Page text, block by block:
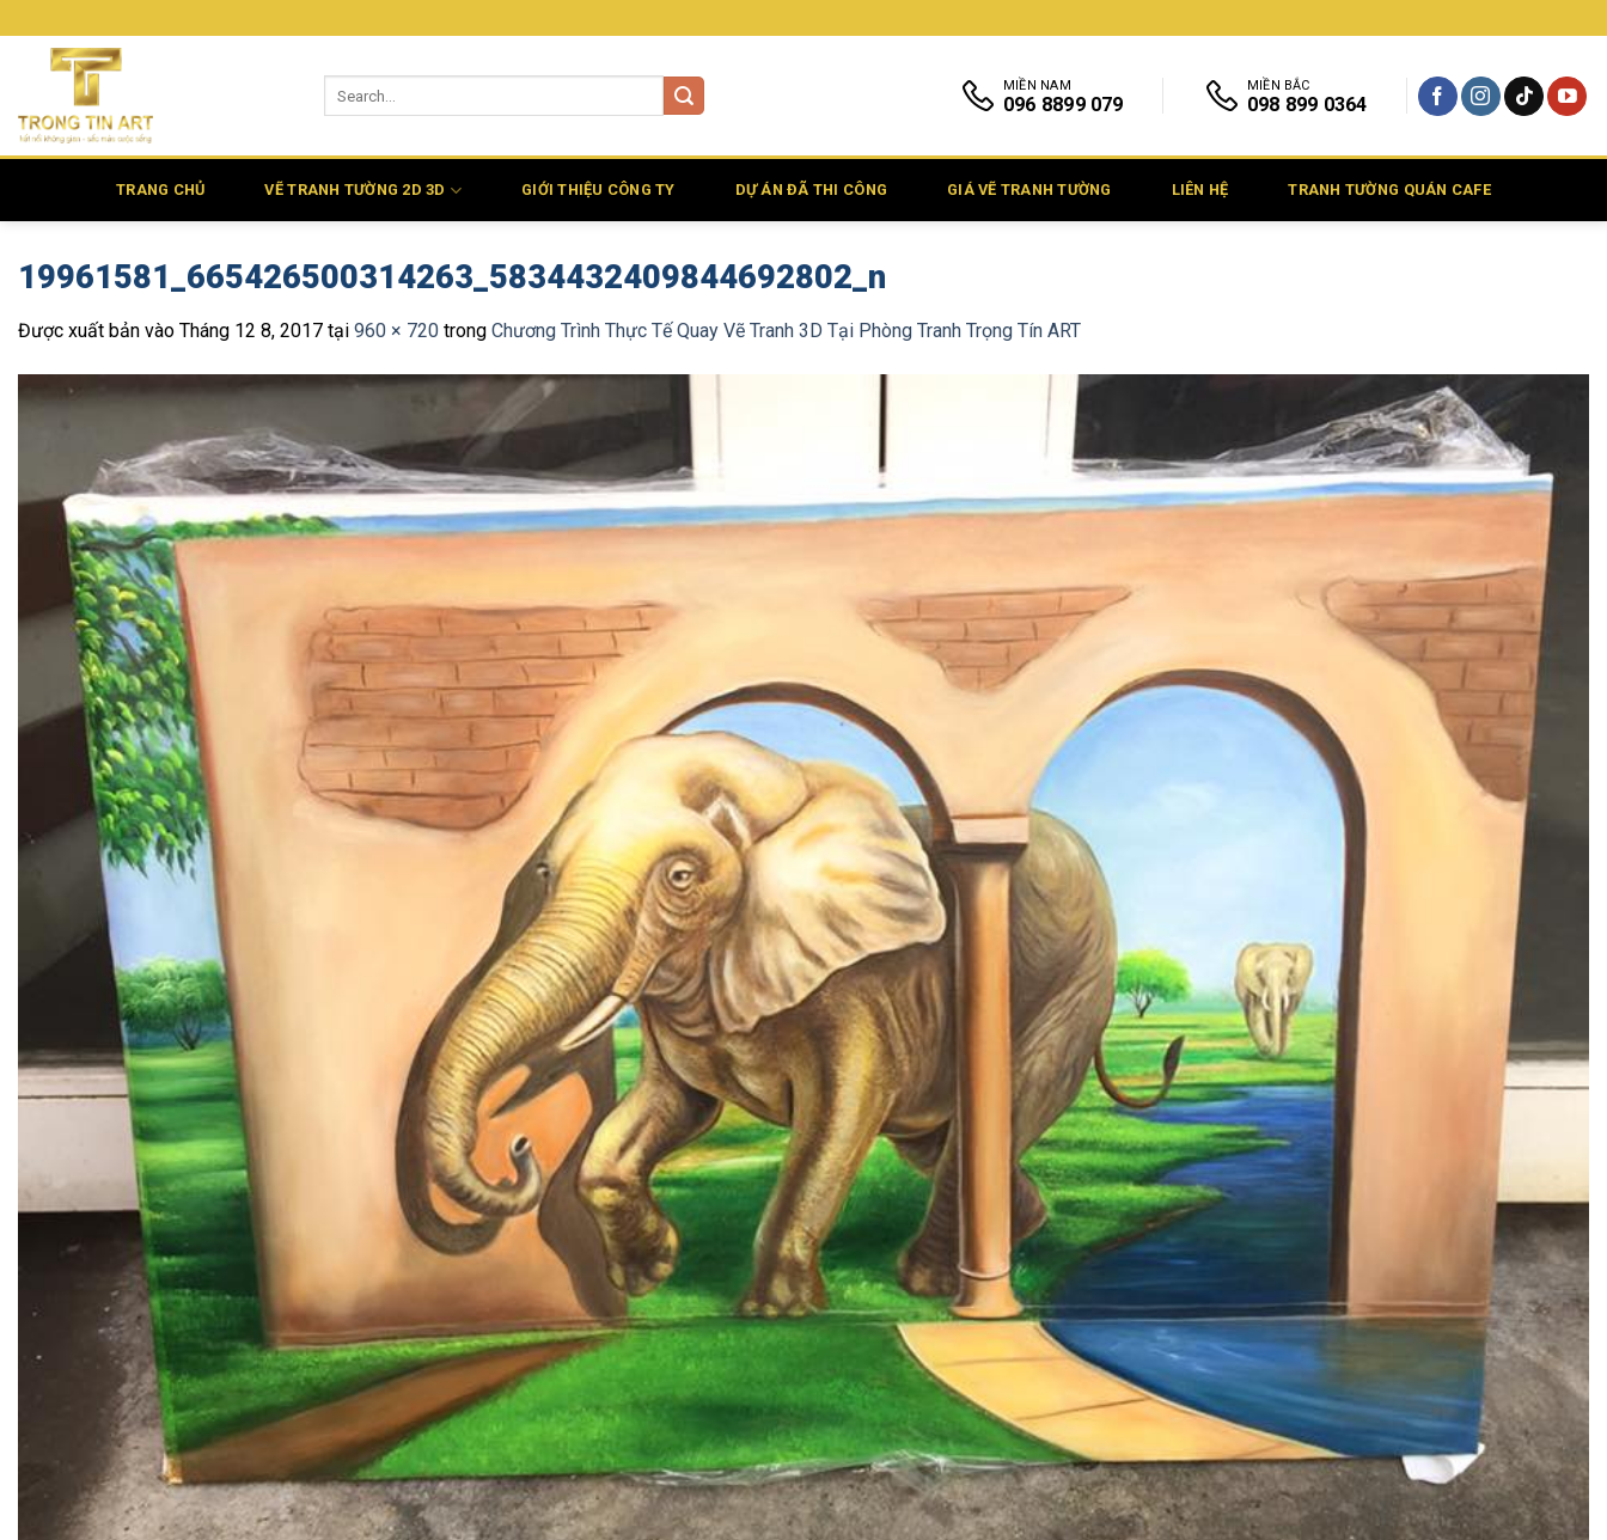
qua
MIỀN NAM
096 8899 079
MIỀN BẮC
098 899 0364
TRANG CHỦ VẼ TRANH TƯỜNG 2D 3D GIỚI THIỆU CÔNG TY DỰ ÁN ĐÃ THI CÔNG GIÁ VẼ TRANH TƯỜNG LIÊN HỆ TRANH TƯỜNG QUÁN CAFE
19961581_665426500314263_5834432409844692802_n
Được xuất bản vào Tháng 12 8, 2017 tại 960 × 720 trong Chương Trình Thực Tế Quay Vẽ Tranh 3D Tại Phòng Tranh Trọng Tín ART